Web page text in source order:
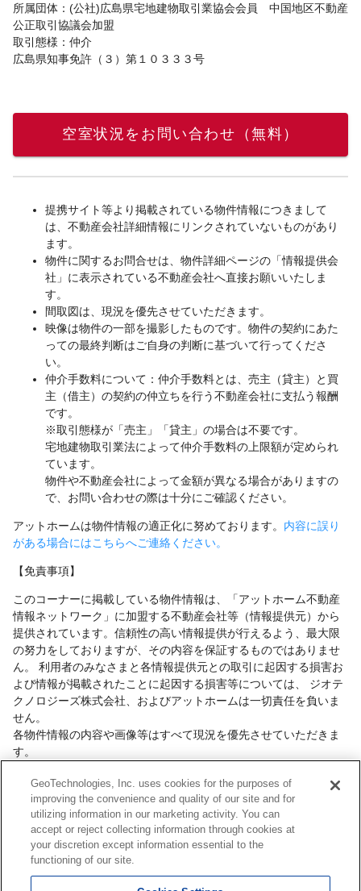
所属団体：(公社)広島県宅地建物取引業協会会員 中国地区不動産
公正取引協議会加盟
取引態様：仲介
広島県知事免許（３）第１０３３３号
空室状況をお問い合わせ（無料）
提携サイト等より掲載されている物件情報につきまして
は、不動産会社詳細情報にリンクされていないものがあり
ます。
物件に関するお問合せは、物件詳細ページの「情報提供会
社」に表示されている不動産会社へ直接お願いいたしま
す。
間取図は、現況を優先させていただきます。
映像は物件の一部を撮影したものです。物件の契約にあた
っての最終判断はご自身の判断に基づいて行ってくださ
い。
仲介手数料について：仲介手数料とは、売主（貸主）と買
主（借主）の契約の仲立ちを行う不動産会社に支払う報酬
です。
※取引態様が「売主」「貸主」の場合は不要です。
宅地建物取引業法によって仲介手数料の上限額が定められ
ています。
物件や不動産会社によって金額が異なる場合がありますの
で、お問い合わせの際は十分にご確認ください。
アットホームは物件情報の適正化に努めております。 内容に誤り
がある場合にはこちらへご連絡ください。
【免責事項】
このコーナーに掲載している物件情報は、「アットホーム不動産
情報ネットワーク」に加盟する不動産会社等（情報提供元）から
提供されています。信頼性の高い情報提供が行えるよう、最大限
の努力をしておりますが、その内容を保証するものではありませ
ん。 利用者のみなさまと各情報提供元との取引に起因する損害お
よび情報が掲載されたことに起因する損害等については、 ジオテ
クノロジーズ株式会社、およびアットホームは一切責任を負いま
せん。
各物件情報の内容や画像等はすべて現況を優先させていただきま
す。
容や契約条件等について、 各情報提供元より十分な説明を受け、
ご自身でご確認の上、判断してください。
このコーナーへの物件情報のご掲載、その他不動産業務ソリュー
ション等についての不動産会社様のお問合せはこちら からお願い
いたします。
GeoTechnologies, Inc. uses cookies for the purposes of
improving the convenience and quality of our site and for
utilizing information in our marketing activity. You can
accept or reject collecting information through cookies at
your discretion except information essential to the
functioning of our site.